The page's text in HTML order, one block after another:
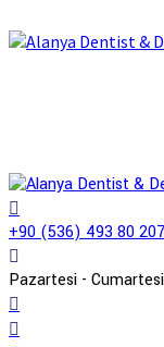
+90 (536) 493 80 20
Pazartesi - Cumartesi